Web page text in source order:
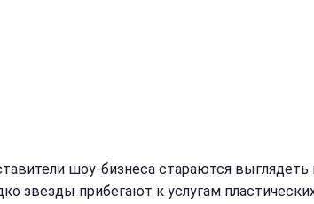
шоу-бизнеса стараются выглядеть
звезды прибегают к услугам